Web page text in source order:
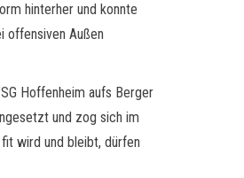
hinterher und konnte
offensiven Außen
Hoffenheim aufs Berger
und zog sich im
wird und bleibt, dürfen